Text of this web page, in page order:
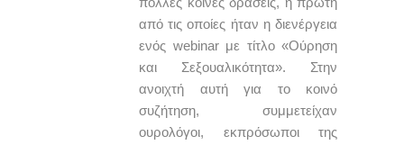
από τις οποίες ήταν η διενέργεια
ενός webinar με τίτλο «Ούρηση
και Σεξουαλικότητα». Στην
ανοιχτή αυτή για το κοινό
συζήτηση, συμμετείχαν
ουρολόγοι, εκπρόσωποι της